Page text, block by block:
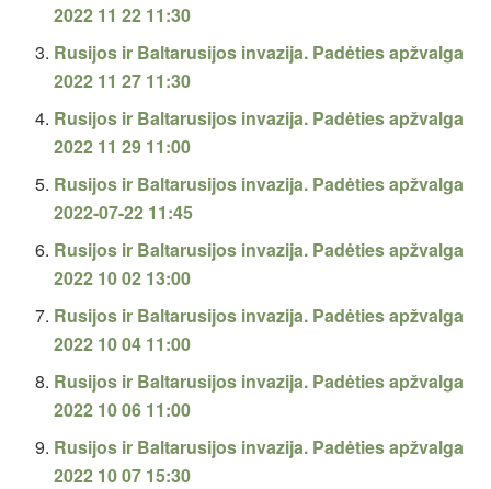
2022 11 22 11:30
Rusijos ir Baltarusijos invazija. Padėties apžvalga
2022 11 27 11:30
Rusijos ir Baltarusijos invazija. Padėties apžvalga
2022 11 29 11:00
Rusijos ir Baltarusijos invazija. Padėties apžvalga
2022-07-22 11:45
Rusijos ir Baltarusijos invazija. Padėties apžvalga
2022 10 02 13:00
Rusijos ir Baltarusijos invazija. Padėties apžvalga
2022 10 04 11:00
Rusijos ir Baltarusijos invazija. Padėties apžvalga
2022 10 06 11:00
Rusijos ir Baltarusijos invazija. Padėties apžvalga
2022 10 07 15:30